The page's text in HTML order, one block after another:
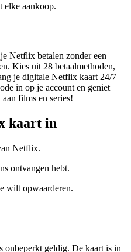
elke aankoop.
Netflix betalen zonder een
Kies uit 28 betaalmethoden,
je digitale Netflix kaart 24/7
in op je account en geniet
films en series!
kaart in
Netflix.
ontvangen hebt.
wilt opwaarderen.
onbeperkt geldig. De kaart is in